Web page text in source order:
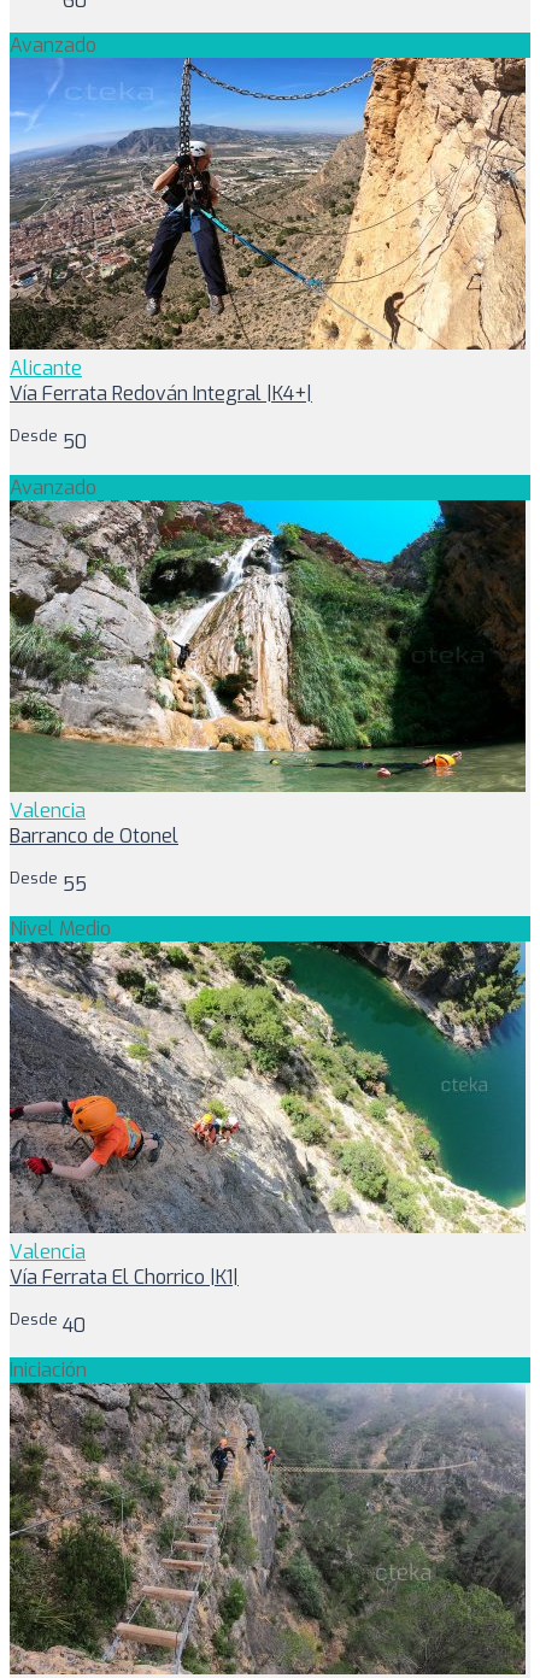
Avanzado
Alicante
Vía Ferrata Redován Integral |K4+|
Desde 50
Avanzado
Valencia
Barranco de Otonel
Desde 55
Nivel Medio
Valencia
Vía Ferrata El Chorrico |K1|
Desde 40
Iniciación